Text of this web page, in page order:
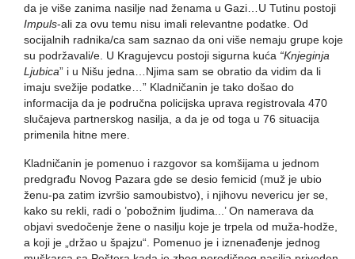
da je više zanima nasilje nad ženama u Gazi…U Tutinu postoji
Impuls-ali za ovu temu nisu imali relevantne podatke. Od
socijalnih radnika/ca sam saznao da oni više nemaju grupe koje
su podržavali/e. U Kragujevcu postoji sigurna kuća “Knjeginja
Ljubica” i u Nišu jedna…Njima sam se obratio da vidim da li
imaju svežije podatke…” Kladničanin je tako došao do
informacija da je područna policijska uprava registrovala 470
slučajeva partnerskog nasilja, a da je od toga u 76 situacija
primenila hitne mere.
Kladničanin je pomenuo i razgovor sa komšijama u jednom
predgrađu Novog Pazara gde se desio femicid (muž je ubio
ženu-pa zatim izvršio samoubistvo), i njihovu nevericu jer se,
kako su rekli, radi o ’pobožnim ljudima...’ On namerava da
objavi svedočenje žene o nasilju koje je trpela od muža-hodže,
a koji je „držao u špajzu“. Pomenuo je i iznenađenje jednog